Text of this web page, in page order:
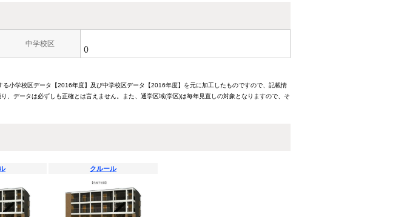
中学校区
()
小学校区データ【2016年度】及び中学校区データ【2016年度】を元に加工したものですので、記載情
データは必ずしも正確とは言えません。また、通学区域(学区)は毎年見直しの対象となりますので、そ
クルール